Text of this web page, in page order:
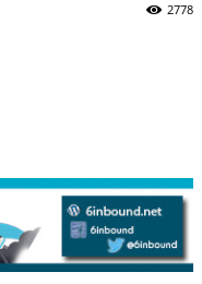
2778